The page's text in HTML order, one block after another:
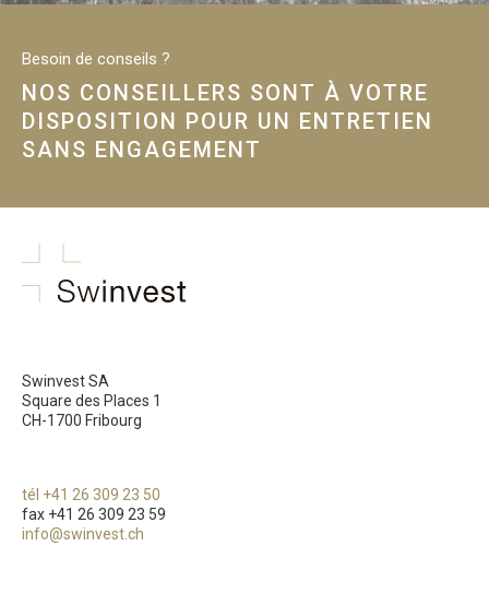
Besoin de conseils ?
NOS CONSEILLERS SONT À VOTRE
DISPOSITION POUR UN ENTRETIEN
SANS ENGAGEMENT
Swinvest SA
Square des Places 1
CH-1700 Fribourg
tél +41 26 309 23 50
fax +41 26 309 23 59
info@swinvest.ch